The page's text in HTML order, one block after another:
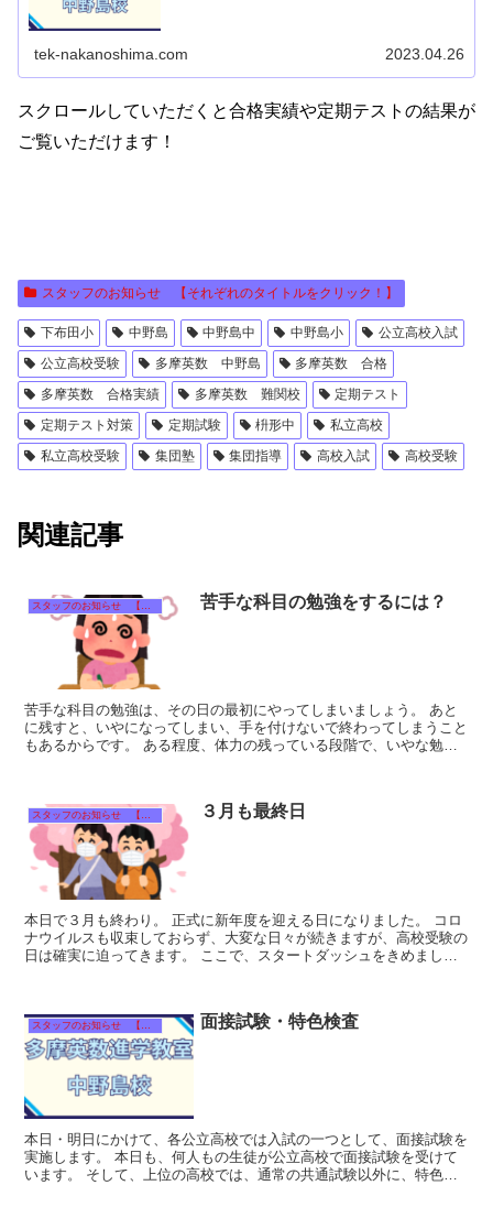
tek-nakanoshima.com 2023.04.26
スクロールしていただくと合格実績や定期テストの結果が
ご覧いただけます！
スタッフのお知らせ 【それぞれのタイトルをクリック！】
下布田小 中野島 中野島中 中野島小
公立高校入試
公立高校受験
多摩英数 中野島
多摩英数 合格
多摩英数 合格実績
多摩英数 難関校
定期テスト
定期テスト対策
定期試験 枡形中
私立高校
私立高校受験
集団塾 集団指導 高校入試 高校受験
関連記事
苦手な科目の勉強をするには？
苦手な科目の勉強は、その日の最初にやってしまいましょう。 あと
に残すと、いやになってしまい、手を付けないで終わってしまうこと
もあるからです。 ある程度、体力の残っている段階で、いやな勉強
スタッフのお知らせ 【それぞれのタイトルをクリック！】 ３月も最終日
本日で３月も終わり。 正式に新年度を迎える日になりました。 コロ
ナウイルスも収束しておらず、大変な日々が続きますが、高校受験の
日は確実に迫ってきます。 ここで、スタートダッシュをきめましょ
面接試験・特色検査
本日・明日にかけて、各公立高校では入試の一つとして、面接試験を
実施します。 本日も、何人もの生徒が公立高校で面接試験を受けて
います。 そして、上位の高校では、通常の共通試験以外に、特色検